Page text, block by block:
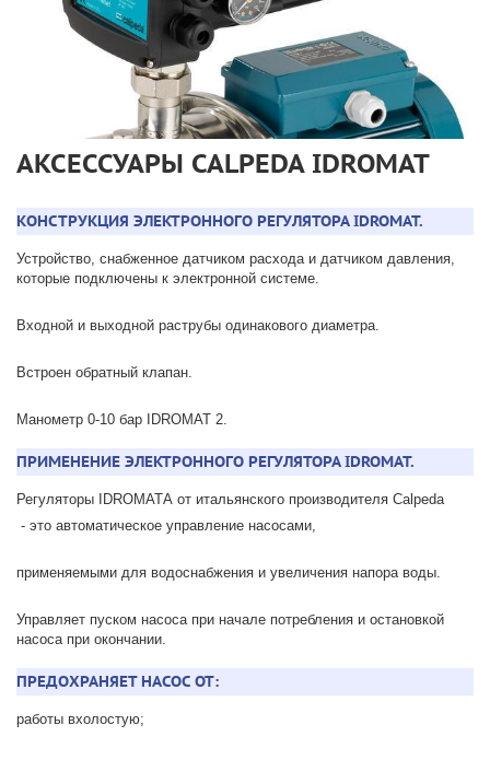
АКСЕССУАРЫ CALPEDA IDROMAT
КОНСТРУКЦИЯ ЭЛЕКТРОННОГО РЕГУЛЯТОРА IDROMAT.
Устройство, снабженное датчиком расхода и датчиком давления,
которые подключены к электронной системе.
Входной и выходной раструбы одинакового диаметра.
Встроен обратный клапан.
Манометр 0-10 бар IDROMAT 2.
ПРИМЕНЕНИЕ ЭЛЕКТРОННОГО РЕГУЛЯТОРА IDROMAT.
Регуляторы IDROMATА от итальянского производителя Calpeda
- это автоматическое управление насосами,
применяемыми для водоснабжения и увеличения напора воды.
Управляет пуском насоса при начале потребления и остановкой
насоса при окончании.
ПРЕДОХРАНЯЕТ НАСОС ОТ:
работы вхолостую;